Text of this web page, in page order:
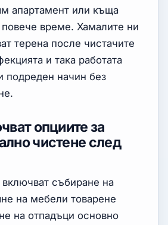
апартамент или къща
повече време. Хамалите ни
терена после чистачите
и така работата
подреден начин без
опциите за
чистене след
събиране на
на мебели товарене
на отпадъци основно